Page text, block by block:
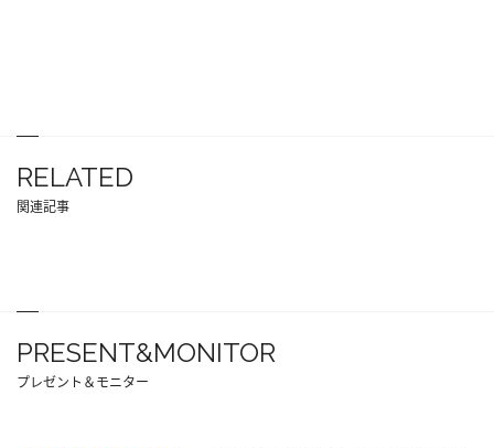
RELATED
関連記事
PRESENT&MONITOR
プレゼント＆モニター